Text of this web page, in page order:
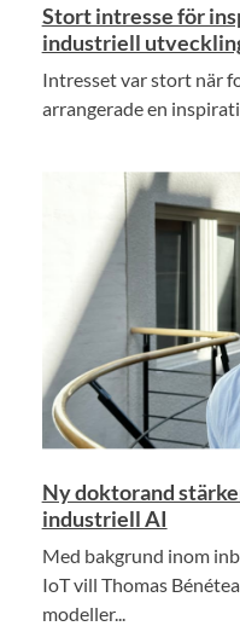
Stort intresse för
industriell
Intresset var stort när
arrangerade en
Ny doktorand
industriell AI
Med bakgrund inom
IoT vill Thomas
modeller...